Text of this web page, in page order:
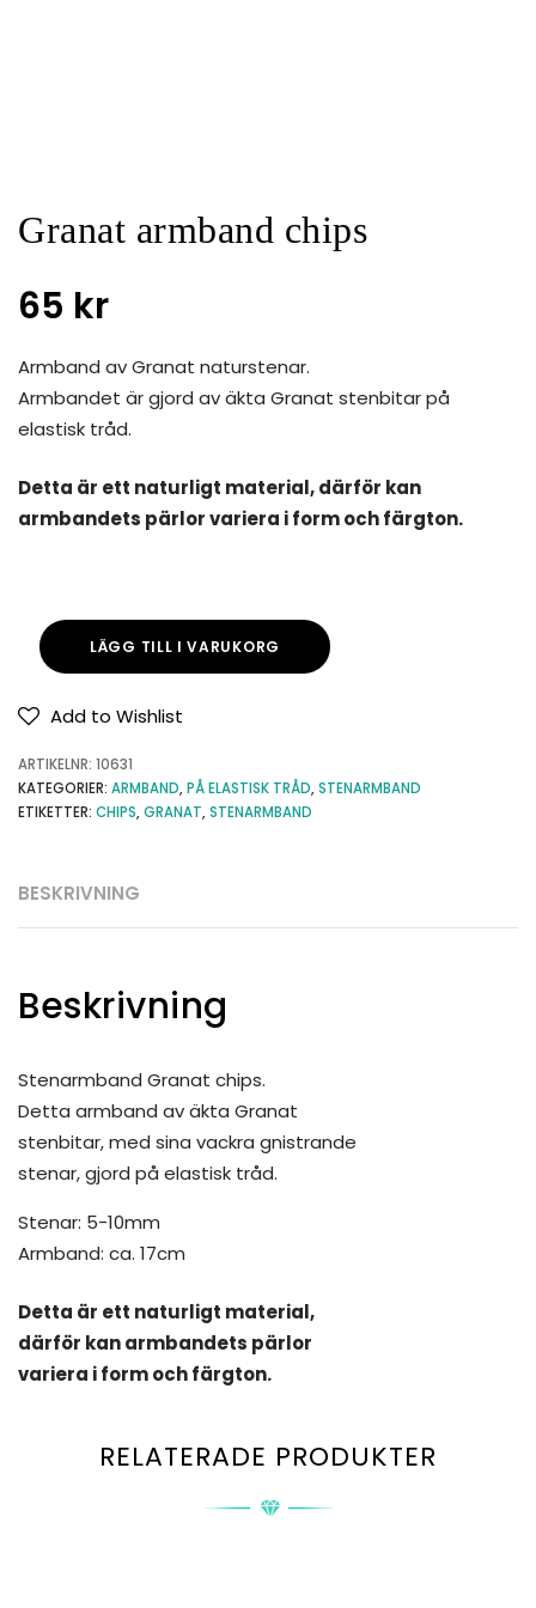
Granat armband chips
65 kr
Armband av Granat naturstenar.
Armbandet är gjord av äkta Granat stenbitar på
elastisk tråd.
Detta är ett naturligt material, därför kan
armbandets pärlor variera i form och färgton.
LÄGG TILL I VARUKORG
Add to Wishlist
ARTIKELNR: 10631
KATEGORIER: ARMBAND, PÅ ELASTISK TRÅD, STENARMBAND
ETIKETTER: CHIPS, GRANAT, STENARMBAND
BESKRIVNING
Beskrivning
Stenarmband Granat chips.
Detta armband av äkta Granat
stenbitar, med sina vackra gnistrande
stenar, gjord på elastisk tråd.
Stenar: 5-10mm
Armband: ca. 17cm
Detta är ett naturligt material,
därför kan armbandets pärlor
variera i form och färgton.
RELATERADE PRODUKTER